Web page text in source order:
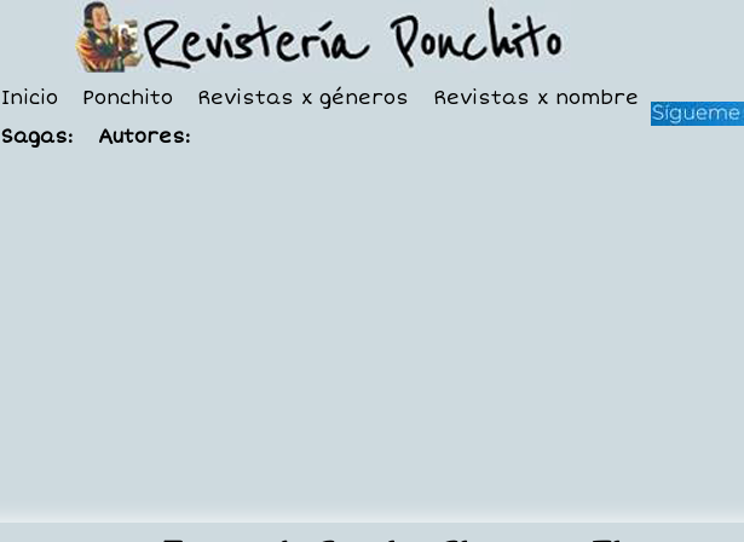
Inicio Ponchito Revistas x géneros
Revistas x nombre
Sagas:
Autores: